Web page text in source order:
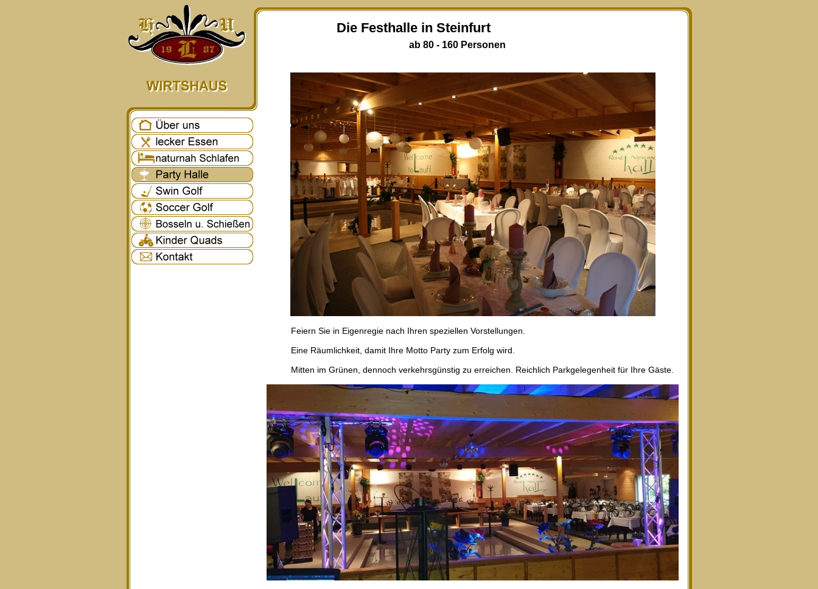
Die Festhalle in Steinfurt
ab 80 - 160 Personen
Feiern Sie in Eigenregie nach Ihren speziellen Vorstellungen.
Eine Räumlichkeit, damit Ihre Motto Party zum Erfolg wird.
Mitten im Grünen, dennoch verkehrsgünstig zu erreichen. Reichlich Parkgelegenheit für Ihre Gäste.